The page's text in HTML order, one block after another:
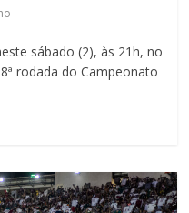
sábado (2), às 21h, no
rodada do Campeonato